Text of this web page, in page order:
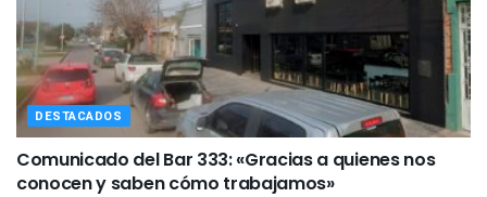
DESTACADOS
Comunicado del Bar 333: «Gracias a quienes nos
conocen y saben cómo trabajamos»